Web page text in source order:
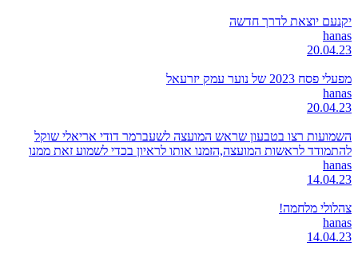
יקנעם יוצאת לדרך חדשה
hanas
20.04.23
מפעלי פסח 2023 של נוער עמק יזרעאל
hanas
20.04.23
השמועות רצו בטבעון שראש המועצה לשעברמר דודי אריאלי שוקל
להתמודד לראשות המועצה,הזמנו אותו לראיון בכדי לשמוע זאת ממנו
hanas
14.04.23
צהלולי מלחמה!
hanas
14.04.23